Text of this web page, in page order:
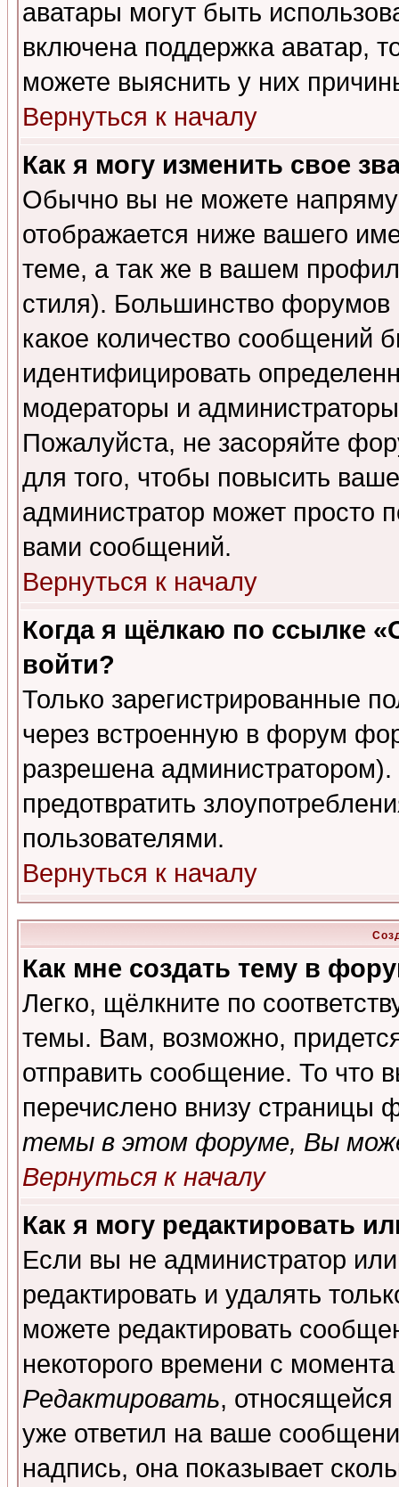
аватары могут быть
включена поддержка аватар,
можете выяснить у них
Вернуться к началу
Как я могу изменить свое
Обычно вы не можете
отображается ниже вашего
теме, а так же в вашем
стиля). Большинство форумов
какое количество сообщений
идентифицировать
модераторы и
Пожалуйста, не засоряйте
для того, чтобы повысить
администратор может просто
вами сообщений.
Вернуться к началу
Когда я щёлкаю по ссылке
войти?
Только зарегистрированные
через встроенную в форум
разрешена
предотвратить
пользователями.
Вернуться к началу
Как мне создать тему в
Легко, щёлкните по
темы. Вам, возможно,
отправить сообщение. То что
перечислено внизу страницы
темы в этом форуме, Вы
Вернуться к началу
Как я могу редактировать
Если вы не администратор
редактировать и удалять
можете редактировать
некоторого времени с
Редактировать,
уже ответил на ваше
надпись, она показывает